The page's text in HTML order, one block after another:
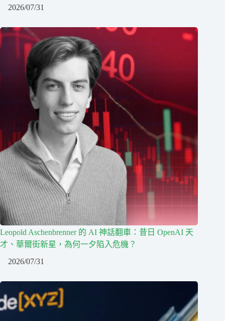
2026/07/31
Leopold Aschenbrenner 的 AI 神話翻車：昔日 OpenAI 天
才、華爾街新星，為何一夕陷入危機？
2026/07/31